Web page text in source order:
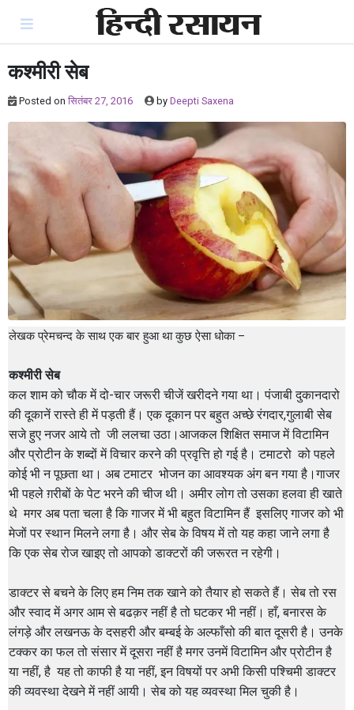
content
कश्मीरी सेब
Posted on सितंबर 27, 2016 by Deepti Saxena
लेखक प्रेमचन्द के साथ एक बार हुआ था कुछ ऐसा धोका –
कश्मीरी सेब
कल शाम को चौक में दो-चार जरूरी चीजें खरीदने गया था। पंजाबी दुकानदारो
की दूकानें रास्ते ही में पड़ती हैं। एक दूकान पर बहुत अच्छे रंगदार,गुलाबी सेब
सजे हुए नजर आये तो जी ललचा उठा।आजकल शिक्षित समाज में विटामिन
और प्रोटीन के शब्दों में विचार करने की प्रवृत्ति हो गई है। टमाटरो को पहले
कोई भी न पूछता था। अब टमाटर भोजन का आवश्यक अंग बन गया है।गाजर
भी पहले ग़रीबों के पेट भरने की चीज थी। अमीर लोग तो उसका हलवा ही खाते
थे मगर अब पता चला है कि गाजर में भी बहुत विटामिन हैं इसलिए गाजर को भी
मेजों पर स्थान मिलने लगा है। और सेब के विषय में तो यह कहा जाने लगा है
कि एक सेब रोज खाइए तो आपको डाक्टरों की जरूरत न रहेगी।
डाक्टर से बचने के लिए हम निम तक खाने को तैयार हो सकते हैं। सेब तो रस
और स्वाद में अगर आम से बढक़र नहीं है तो घटकर भी नहीं। हाँ, बनारस के
लंगड़े और लखनऊ के दसहरी और बम्बई के अल्फाँसो की बात दूसरी है। उनके
टक्कर का फल तो संसार में दूसरा नहीं है मगर उनमें विटामिन और प्रोटीन है
या नहीं, है यह तो काफी है या नहीं, इन विषयों पर अभी किसी पश्चिमी डाक्टर
की व्यवस्था देखने में नहीं आयी। सेब को यह व्यवस्था मिल चुकी है।